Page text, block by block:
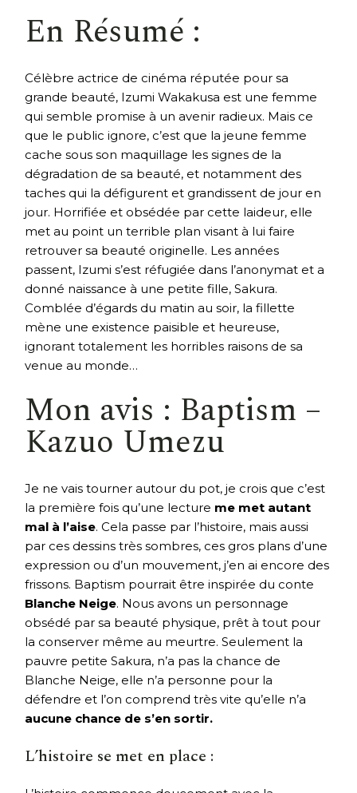
En Résumé :
Célèbre actrice de cinéma réputée pour sa
grande beauté, Izumi Wakakusa est une femme
qui semble promise à un avenir radieux. Mais ce
que le public ignore, c’est que la jeune femme
cache sous son maquillage les signes de la
dégradation de sa beauté, et notamment des
taches qui la défigurent et grandissent de jour en
jour. Horrifiée et obsédée par cette laideur, elle
met au point un terrible plan visant à lui faire
retrouver sa beauté originelle. Les années
passent, Izumi s’est réfugiée dans l’anonymat et a
donné naissance à une petite fille, Sakura.
Comblée d’égards du matin au soir, la fillette
mène une existence paisible et heureuse,
ignorant totalement les horribles raisons de sa
venue au monde…
Mon avis : Baptism –
Kazuo Umezu
Je ne vais tourner autour du pot, je crois que c’est
la première fois qu’une lecture me met autant
mal à l’aise. Cela passe par l’histoire, mais aussi
par ces dessins très sombres, ces gros plans d’une
expression ou d’un mouvement, j’en ai encore des
frissons. Baptism pourrait être inspirée du conte
Blanche Neige. Nous avons un personnage
obsédé par sa beauté physique, prêt à tout pour
la conserver même au meurtre. Seulement la
pauvre petite Sakura, n’a pas la chance de
Blanche Neige, elle n’a personne pour la
défendre et l’on comprend très vite qu’elle n’a
aucune chance de s’en sortir.
L’histoire se met en place :